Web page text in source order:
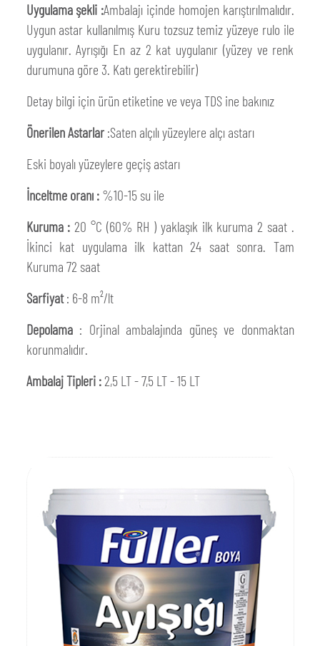
Uygulama şekli :Ambalajı içinde homojen karıştırılmalıdır.
Uygun astar kullanılmış Kuru tozsuz temiz yüzeye rulo ile
uygulanır. Ayrışığı En az 2 kat uygulanır (yüzey ve renk
durumuna göre 3. Katı gerektirebilir)
Detay bilgi için ürün etiketine ve veya TDS ine bakınız
Önerilen Astarlar :Saten alçılı yüzeylere alçı astarı
Eski boyalı yüzeylere geçiş astarı
İnceltme oranı :%10-15 su ile
Kuruma : 20 °C (60% RH ) yaklaşık ilk kuruma 2 saat .
İkinci kat uygulama ilk kattan 24 saat sonra. Tam
Kuruma 72 saat
Sarfiyat: 6-8 m²/lt
Depolama : Orjinal ambalajında güneş ve donmaktan
korunmalıdır.
Ambalaj Tipleri :2,5 LT - 7,5 LT - 15 LT